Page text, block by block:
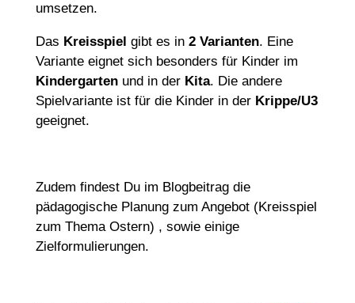
umsetzen.
Das Kreisspiel gibt es in 2 Varianten. Eine
Variante eignet sich besonders für Kinder im
Kindergartenund in der Kita. Die andere
Spielvariante ist für die Kinder in der Krippe/U3
geeignet.
Zudem findest Du im Blogbeitrag die
pädagogische Planung zum Angebot (Kreisspiel
zum Thema Ostern) , sowie einige
Zielformulierungen.